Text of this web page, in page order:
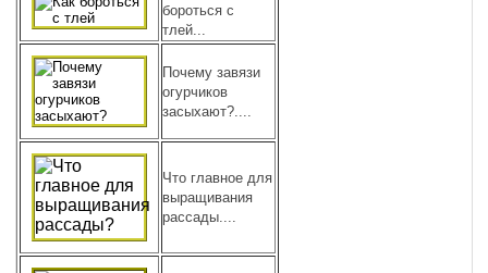
бороться с
тлей...
Почему завязи
огурчиков
засыхают?....
Что главное для
выращивания
рассады....